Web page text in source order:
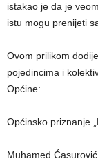
istakao je da je
istu mogu prenijeti
Ovom prilikom
pojedincima i
Općine:
Općinsko priznanje
Muhamed Ćasurović